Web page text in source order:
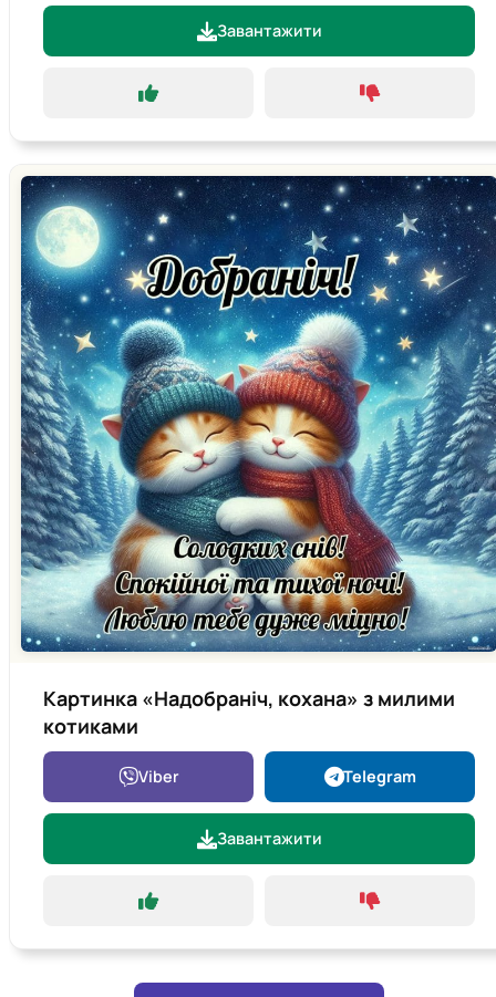
Завантажити
Картинка «Надобраніч, кохана» з милими
котиками
Viber Telegram
Завантажити